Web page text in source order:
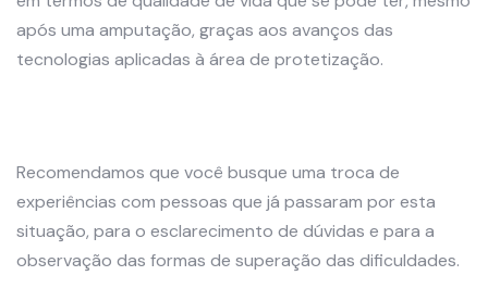
após uma amputação, graças aos avanços das
tecnologias aplicadas à área de protetização.
Recomendamos que você busque uma troca de
experiências com pessoas que já passaram por esta
situação, para o esclarecimento de dúvidas e para a
observação das formas de superação das dificuldades.